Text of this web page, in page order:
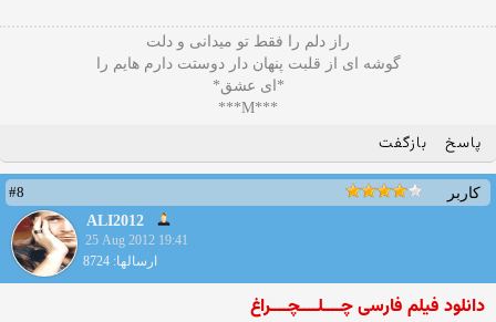
راز دلم را فقط تو میدانی و دلت
گوشه ای از قلبت پنهان دار دوستت دارم هایم را
*ای عشق*
***M***
پاسخ بازگفت
کاربر
#8
ALI2012
25 Aug 2012 19:41
ارسالها: 8724
دانلود فیلم فارسی چــــلــــچــــراغ